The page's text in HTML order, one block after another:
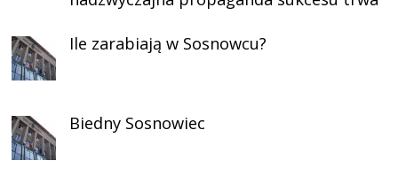
Ile zarabiają w Sosnowcu?
Biedny Sosnowiec